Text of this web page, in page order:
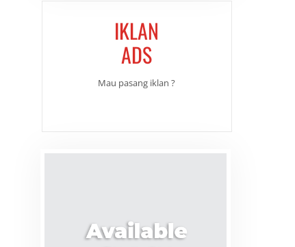
IKLAN
ADS
Mau pasang iklan ?